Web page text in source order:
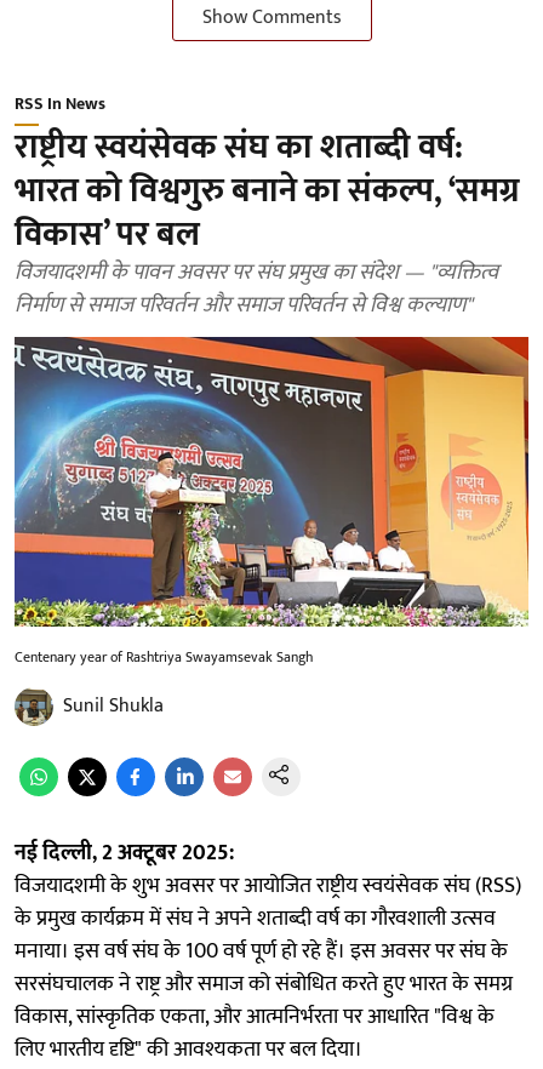
Show Comments
RSS In News
राष्ट्रीय स्वयंसेवक संघ का शताब्दी वर्ष:
भारत को विश्वगुरु बनाने का संकल्प, ‘समग्र
विकास’ पर बल
विजयादशमी के पावन अवसर पर संघ प्रमुख का संदेश — "व्यक्तित्व
निर्माण से समाज परिवर्तन और समाज परिवर्तन से विश्व कल्याण"
Centenary year of Rashtriya Swayamsevak Sangh
Sunil Shukla
नई दिल्ली, 2 अक्टूबर 2025:
विजयादशमी के शुभ अवसर पर आयोजित राष्ट्रीय स्वयंसेवक संघ (RSS)
के प्रमुख कार्यक्रम में संघ ने अपने शताब्दी वर्ष का गौरवशाली उत्सव
मनाया। इस वर्ष संघ के 100 वर्ष पूर्ण हो रहे हैं। इस अवसर पर संघ के
सरसंघचालक ने राष्ट्र और समाज को संबोधित करते हुए भारत के समग्र
विकास, सांस्कृतिक एकता, और आत्मनिर्भरता पर आधारित "विश्व के
लिए भारतीय दृष्टि" की आवश्यकता पर बल दिया।